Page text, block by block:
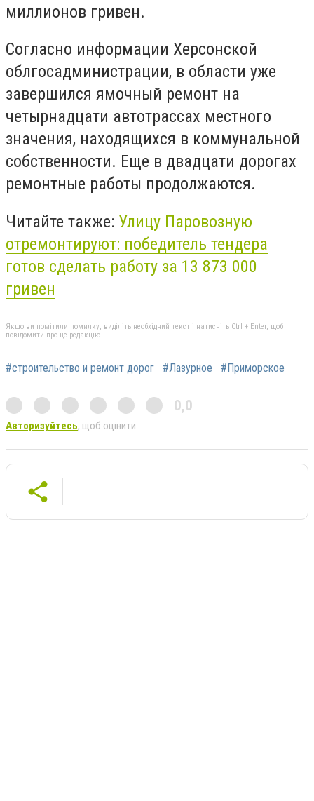
миллионов гpивен.
Согласно информации Херсонской
облгосадминистрации, в области уже
завершился ямочный ремонт на
четырнадцати автотрассах местного
значения, находящихся в коммунальной
собственности. Еще в двадцати дорогах
ремонтные работы продолжаются.
Читайте также: Улицу Паровозную
отремонтируют: победитель тендера
готов сделать работу за 13 873 000
гривен
Якщо ви помітили помилку, виділіть необхідний текст і натисніть Ctrl + Enter, щоб
повідомити про це редакцію
#строительство и ремонт дорог #Лазурное #Приморское
0,0
Авторизуйтесь, щоб оцінити